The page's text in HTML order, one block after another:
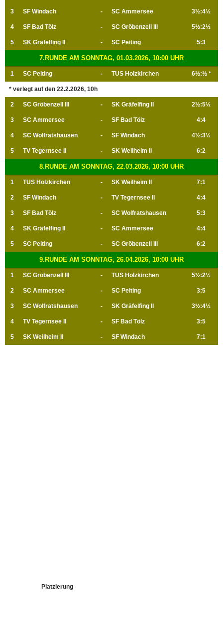
3 SF Windach - SC Ammersee 3½:4½
4 SF Bad Tölz - SC Gröbenzell III 5½:2½
5 SK Gräfelfing II - SC Peiting 5:3
7.RUNDE AM SONNTAG, 01.03.2026, 10:00 UHR
1 SC Peiting - TUS Holzkirchen 6½:½ *
* verlegt auf den 22.2.2026, 10h
2 SC Gröbenzell III - SK Gräfelfing II 2½:5½
3 SC Ammersee - SF Bad Tölz 4:4
4 SC Wolfratshausen - SF Windach 4½:3½
5 TV Tegernsee II - SK Weilheim II 6:2
8.RUNDE AM SONNTAG, 22.03.2026, 10:00 UHR
1 TUS Holzkirchen - SK Weilheim II 7:1
2 SF Windach - TV Tegernsee II 4:4
3 SF Bad Tölz - SC Wolfratshausen 5:3
4 SK Gräfelfing II - SC Ammersee 4:4
5 SC Peiting - SC Gröbenzell III 6:2
9.RUNDE AM SONNTAG, 26.04.2026, 10:00 UHR
1 SC Gröbenzell III - TUS Holzkirchen 5½:2½
2 SC Ammersee - SC Peiting 3:5
3 SC Wolfratshausen - SK Gräfelfing II 3½:4½
4 TV Tegernsee II - SF Bad Tölz 3:5
5 SK Weilheim II - SF Windach 7:1
Platzierung